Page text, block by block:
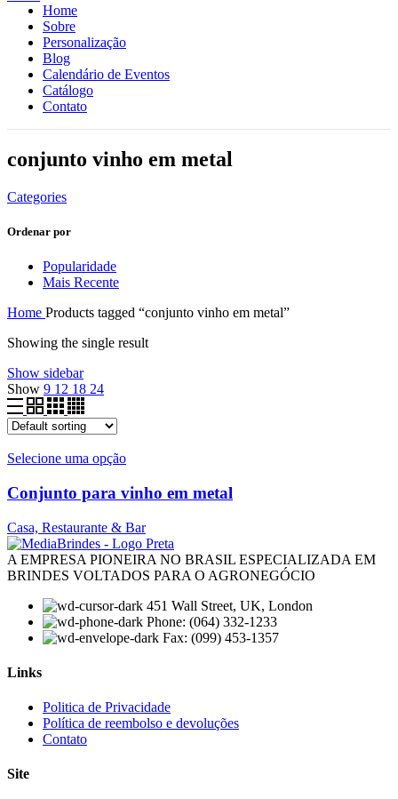
Home
Sobre
Personalização
Blog
Calendário de Eventos
Catálogo
Contato
conjunto vinho em metal
Categories
Ordenar por
Popularidade
Mais Recente
Home Products tagged “conjunto vinho em metal”
Showing the single result
Show sidebar
Show 9 12 18 24
Selecione uma opção
Conjunto para vinho em metal
Casa, Restaurante & Bar
A EMPRESA PIONEIRA NO BRASIL ESPECIALIZADA EM
BRINDES VOLTADOS PARA O AGRONEGÓCIO
451 Wall Street, UK, London
Phone: (064) 332-1233
Fax: (099) 453-1357
Links
Menu
Politica de Privacidade
Política de reembolso e devoluções
Contato
Site